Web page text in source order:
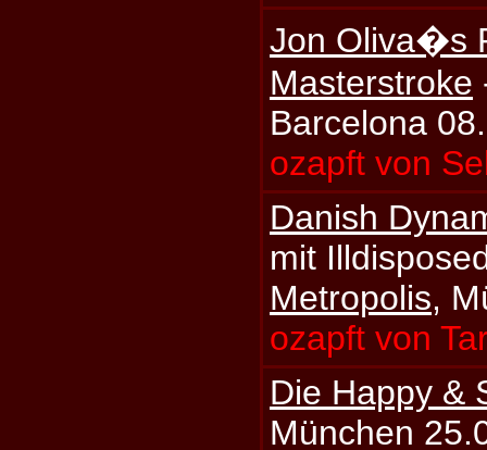
Jon Oliva�s
Masterstroke
Barcelona
ozapft von
Danish
mit
Metropolis,
ozapft von
Die Happy &
München